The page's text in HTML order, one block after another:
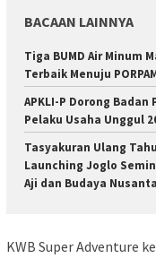
BACAAN LAINNYA
Tiga BUMD Air Minum
Terbaik Menuju
APKLI-P Dorong Badan
Pelaku Usaha Unggul
Tasyakuran Ulang
Launching Joglo
Aji dan Budaya
KWB Super Adventure